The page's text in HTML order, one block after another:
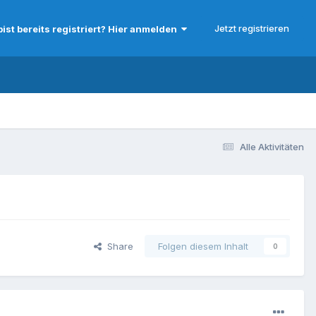
bereits registriert? Hier anmelden Jetzt registrieren
Alle Aktivitäten
Share Folgen diesem Inhalt 0